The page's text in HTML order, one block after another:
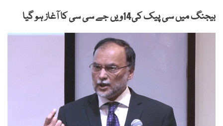
بیجنگ میں سی پیک کی14ویں جے سی سی کا آغاز ہو گیا